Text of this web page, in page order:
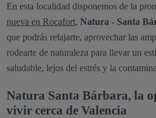
En esta localidad disponemos de la
nueva en Rocafort, Natura - Santa
que podrás relajarte, aprovechar las
rodearte de naturaleza para llevar un
saludable, lejos del estrés y la
Natura Santa Bárbara, la
vivir cerca de Valencia